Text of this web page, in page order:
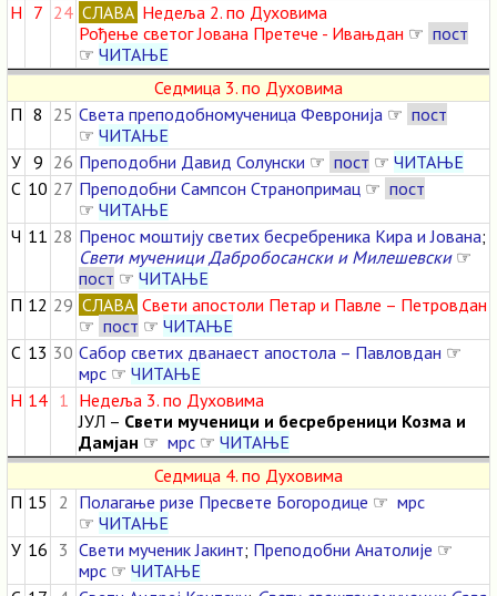
Н 7 24 СЛАВА Недеља 2. по Духовима
Рођење светог Јована Претече - Ивањдан ☞ пост
☞ ЧИТАЊЕ
Седмица 3. по Духовима
П 8 25 Света преподобномученица Февронија ☞ пост
☞ ЧИТАЊЕ
У 9 26 Преподобни Давид Солунски ☞ пост ☞ ЧИТАЊЕ
С 10 27 Преподобни Сампсон Странопримац ☞ пост
☞ ЧИТАЊЕ
Ч 11 28 Пренос моштију светих бесребреника Кира и Јована;
Свети мученици Дабробосански и Милешевски☞
пост ☞ ЧИТАЊЕ
П 12 29 СЛАВА Свети апостоли Петар и Павле – Петровдан
☞ пост ☞ ЧИТАЊЕ
С 13 30 Сабор светих дванаест апостола – Павловдан ☞
мрс ☞ ЧИТАЊЕ
Н 14 1 Недеља 3. по Духовима
ЈУЛ – Свети мученици и бесребреници Козма и
Дамјан ☞ мрс ☞ ЧИТАЊЕ
Седмица 4. по Духовима
П 15 2 Полагање ризе Пресвете Богородице ☞ мрс
☞ ЧИТАЊЕ
У 16 3 Свети мученик Јакинт; Преподобни Анатолије ☞
мрс ☞ ЧИТАЊЕ